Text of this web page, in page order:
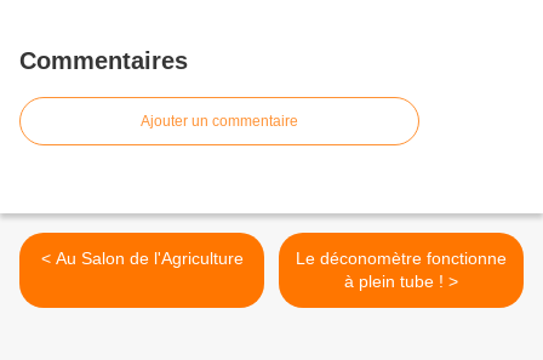
Commentaires
Ajouter un commentaire
< Au Salon de l'Agriculture
Le déconomètre fonctionne
à plein tube ! >